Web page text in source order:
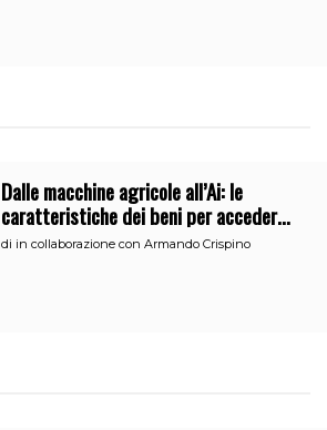
Dalle macchine agricole all’Ai: le
caratteristiche dei beni per accedere
all’iperammortamento
di in collaborazione con Armando Crispino